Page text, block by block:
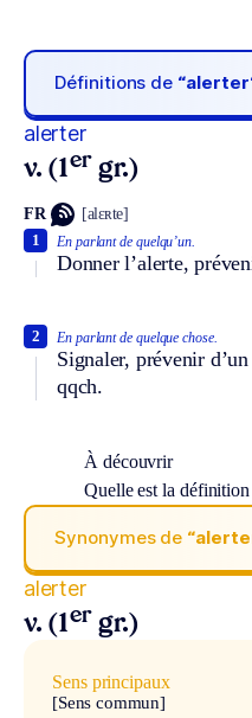
Définitions de
alerter
v. (1er gr.)
FR [alɛʀte]
En parlant de quelqu’un.
Donner l’alerte,
1
En parlant de quelque chose.
Signaler, prévenir
qqch.
2
À découvrir
Quelle est la
Synonymes de
alerter
v. (1er gr.)
Sens principaux
[Sens commun]